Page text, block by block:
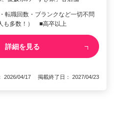
職回数・ブランクなど一切不問
も多数！） ■高卒以上
詳細を見る
2026/04/17 掲載終了日： 2027/04/23